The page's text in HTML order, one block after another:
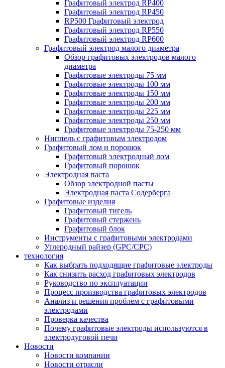
Графитовый электрод RP400
Графитовый электрод RP450
RP500 Графитовый электрод
Графитовый электрод RP550
Графитовый электрод RP600
Графитовый электрод малого диаметра
Обзор графитовых электродов малого
диаметра
Графитовые электроды 75 мм
Графитовые электроды 100 мм
Графитовые электроды 150 мм
Графитовые электроды 200 мм
Графитовые электроды 225 мм
Графитовые электроды 250 мм
Графитовые электроды 75-250 мм
Ниппель с графитовым электродом
Графитовый лом и порошок
Графитовый электродный лом
Графитовый порошок
Электродная паста
Обзор электродной пасты
Электродная паста Содерберга
Графитовые изделия
Графитовый тигель
Графитовый стержень
Графитовый блок
Инструменты с графитовыми электродами
Углеродный райзер (GPC/CPC)
технология
Как выбрать подходящие графитовые электроды
Как снизить расход графитовых электродов
Руководство по эксплуатации
Процесс производства графитовых электродов
Анализ и решения проблем с графитовыми
электродами
Проверка качества
Почему графитовые электроды используются в
электродуговой печи
Новости
Новости компании
Новости отрасли